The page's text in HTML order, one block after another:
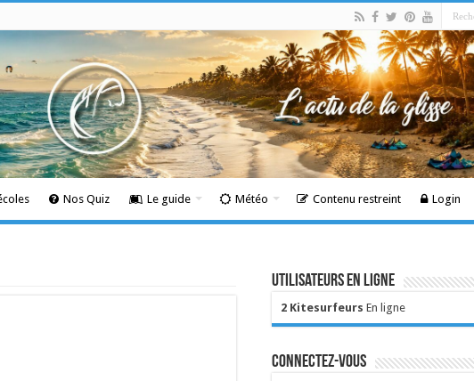
Nos Quiz Le guide Météo Contenu restreint Login
Utilisateurs en ligne
2 Kitesurfeurs En ligne
Connectez-vous